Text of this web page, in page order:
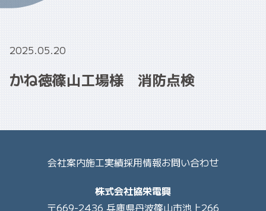
2025.05.20
かね徳篠山工場様 消防点検
会社案内施工実績採用情報お問い合わせ
株式会社協栄電興
〒669-2436 兵庫県丹波篠山市池上266